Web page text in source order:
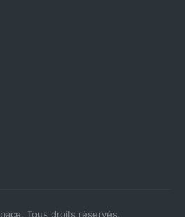
Tous droits réservés.